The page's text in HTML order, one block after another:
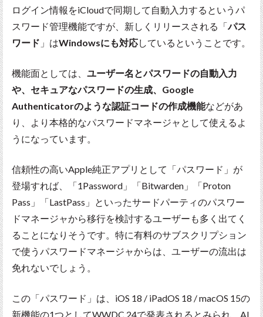
ログイン情報をiCloudで同期して自動入力するというパ
スワード管理機能ですが、新しくリリースされる「パス
ワード 」はWindowsにも対応しているということです。
機能面としては、 ユーザー名とパスワードの自動入力
や、セキュアなパスワードの生成、Google
Authenticatorのような認証コードの作成機能などがあ
り、より本格的なパスワードマネージャとして使えるよ
うになっています。
信頼性の高いApple純正アプリとして「パスワード」が
登場すれば、「1Password」「Bitwarden」「Proton
Pass」「LastPass」といったサードパーティのパスワー
ドマネージャから移行を検討するユーザーも多く出てく
ることになりそうです。特に有料のサブスクリプション
で使うパスワードマネージャからは、ユーザーの流出は
免れないでしょう。
この「パスワード」は、iOS 18 / iPadOS 18 / macOS 15の
新機能の1つとしてWWDC 24で発表されるとみられ、AI